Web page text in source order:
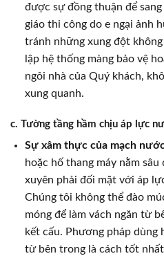
được sự đồng thuận để
giáo thi công do e ngại ảnh
tránh những xung đột
lập hệ thống màng bảo vệ
ngôi nhà của Quý khách,
xung quanh.
c. Tường tầng hầm chịu áp lực
Sự xâm thực của mạch
hoặc hố thang máy nằm
xuyên phải đối mặt với áp
Chúng tôi không thể đào
móng để làm vách ngăn từ
kết cấu. Phương pháp
từ bên trong là cách tốt